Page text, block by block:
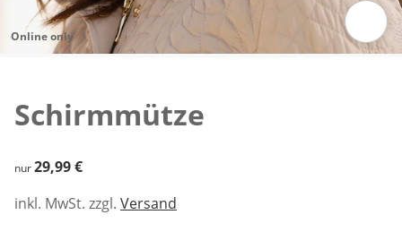
Online only
Schirmmütze
29,99 €
nur29,99 €
inkl. MwSt. zzgl. Versand